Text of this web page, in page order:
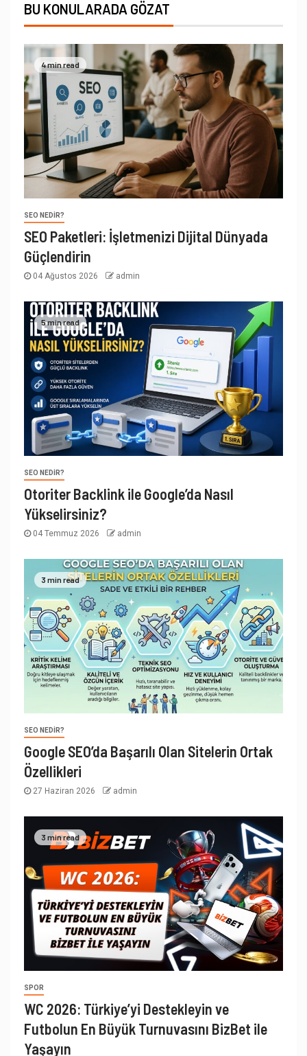
BU KONULARADA GÖZAT
4 min read
SEO NEDIR?
SEO Paketleri: İşletmenizi Dijital Dünyada
Güçlendirin
04 Ağustos 2026 admin
5 min read
SEO NEDIR?
Otoriter Backlink ile Google’da Nasıl
Yükselirsiniz?
04 Temmuz 2026 admin
3 min read
SEO NEDIR?
Google SEO’da Başarılı Olan Sitelerin Ortak
Özellikleri
27 Haziran 2026 admin
3 min read
SPOR
WC 2026: Türkiye’yi Destekleyin ve
Futbolun En Büyük Turnuvasını BizBet ile
Yaşayın